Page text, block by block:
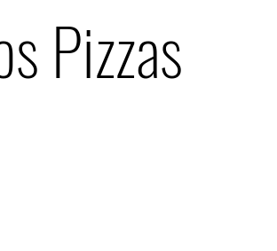
Pizzas